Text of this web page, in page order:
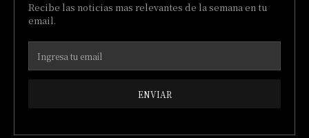
Recibe las noticias mas relevantes de la semana en tu
email.
ENVIAR